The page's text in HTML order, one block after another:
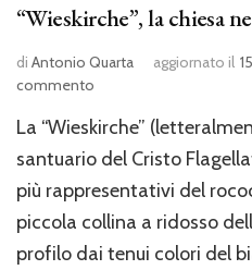
“Wieskirche”, la chiesa
di Antonio Quarta aggiornato il
commento
la
chiesa
prato.
La “Wieskirche”
santuario del Cristo
più rappresentativi del
piccola collina a ridosso
profilo dai tenui colori del